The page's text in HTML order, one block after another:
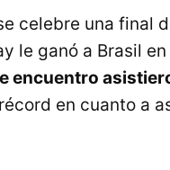
celebre una final
le ganó a Brasil
encuentro
en cuanto a